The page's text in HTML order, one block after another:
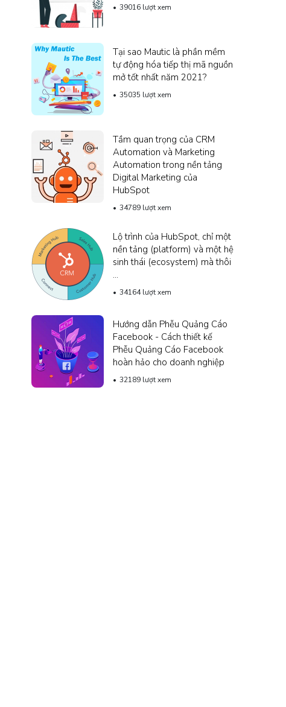
39016 lượt xem
Tại sao Mautic ​​là phần mềm
tự động hóa tiếp thị mã nguồn
mở tốt nhất năm 2021?
35035 lượt xem
Tầm quan trọng của CRM
Automation và Marketing
Automation trong nền tảng
Digital Marketing của
HubSpot
34789 lượt xem
Lộ trình của HubSpot, chỉ một
nền tảng (platform) và một hệ
sinh thái (ecosystem) mà thôi
...
34164 lượt xem
Hướng dẫn Phễu Quảng Cáo
Facebook - Cách thiết kế
Phễu Quảng Cáo Facebook
hoàn hảo cho doanh nghiệp
32189 lượt xem